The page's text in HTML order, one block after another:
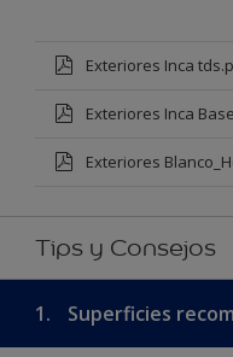
Exteriores Inca
Exteriores Inca
Exteriores
Tips y Consejos
1. Superficies